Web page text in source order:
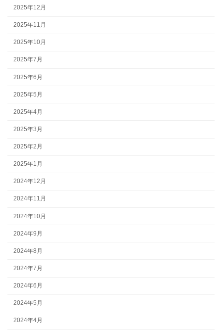
2025年12月
2025年11月
2025年10月
2025年7月
2025年6月
2025年5月
2025年4月
2025年3月
2025年2月
2025年1月
2024年12月
2024年11月
2024年10月
2024年9月
2024年8月
2024年7月
2024年6月
2024年5月
2024年4月